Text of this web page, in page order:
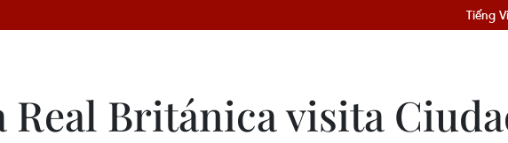
Tiếng
Real Británica visita